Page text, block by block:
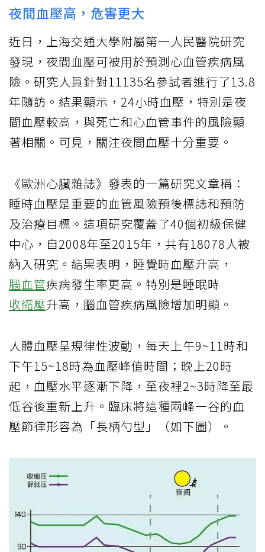
夜間血壓高，危害更大
近日，上海交通大學附屬第一人民醫院研究
發現，夜間血壓可被用於預測心血管疾病風
險。研究人員針對11135名參試者進行了13.8
年隨訪。結果顯示，24小時血壓，特別是夜
間血壓較高，與死亡和心血管事件的風險顯
著相關。可見，關注夜間血壓十分重要。
《歐洲心臟雜誌》發表的一篇研究文章稱：
睡時血壓是重要的血管風險預後標誌和預防
及治療目標。這項研究覆蓋了40個初級保健
中心，自2008年至2015年，共有18078人被
納入研究。結果表明，睡覺時血壓升高，
腦血管疾病發生率更高。特別是睡眠時
收縮壓升高，腦血管疾病風險增加明顯。
人體血壓呈規律性波動，每天上午9~11時和
下午15~18時為血壓峰值時間；晚上20時
起，血壓水平逐漸下降，至夜裡2~3時降至最
低谷後重新上升。臨床將這種兩峰一谷的血
壓節律形容為「長柄勺型」（如下圖）。